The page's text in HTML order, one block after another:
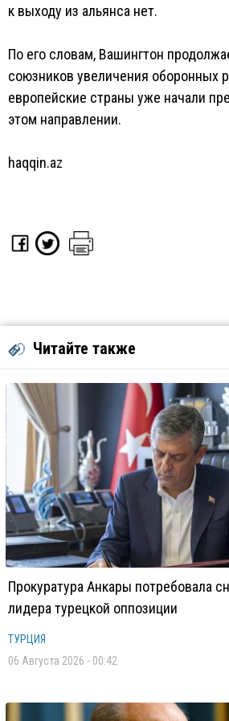
к выходу из альянса нет.
По его словам, Вашингтон
союзников увеличения оборонных
европейские страны уже начали
этом направлении.
haqqin.az
Читайте также
Прокуратура Анкары потребовала
лидера турецкой оппозиции
ТУРЦИЯ
06 Августа 2026 - 00:42